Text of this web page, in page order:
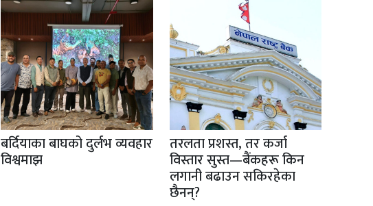
बर्दियाका बाघको दुर्लभ व्यवहार
विश्वमाझ
तरलता प्रशस्त, तर कर्जा
विस्तार सुस्त—बैंकहरू किन
लगानी बढाउन सकिरहेका
छैनन्?